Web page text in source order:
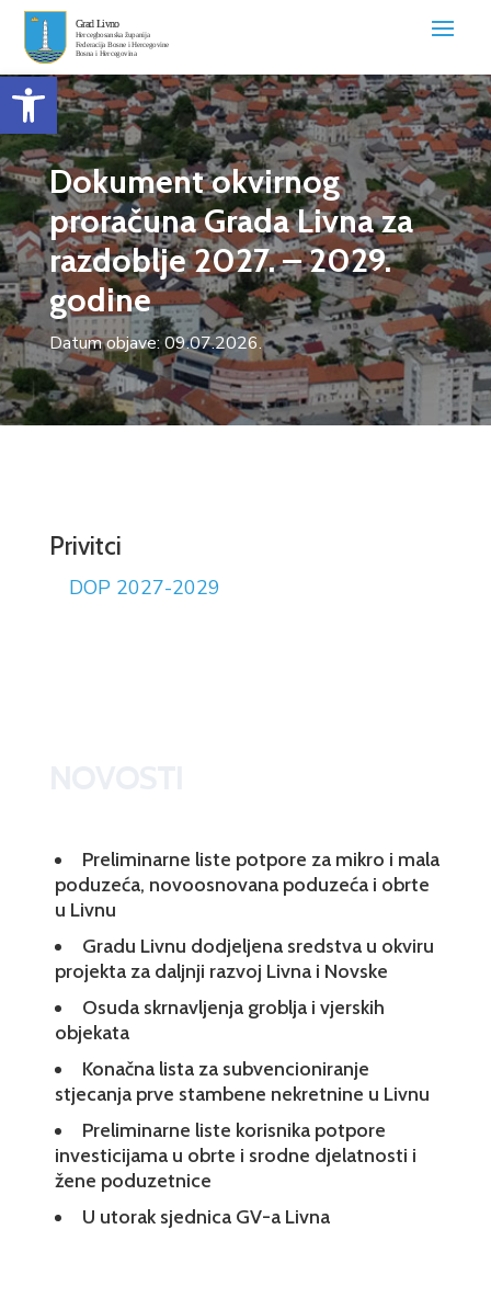
Open toolbar
Dokument okvirnog
proračuna Grada Livna za
razdoblje 2027. – 2029.
godine
Datum objave: 09.07.2026.
Privitci
DOP 2027-2029
Preliminarne liste potpore za mikro i mala
poduzeća, novoosnovana poduzeća i obrte
u Livnu
Gradu Livnu dodjeljena sredstva u okviru
projekta za daljnji razvoj Livna i Novske
Osuda skrnavljenja groblja i vjerskih
objekata
Konačna lista za subvencioniranje
stjecanja prve stambene nekretnine u Livnu
Preliminarne liste korisnika potpore
investicijama u obrte i srodne djelatnosti i
žene poduzetnice
U utorak sjednica GV-a Livna